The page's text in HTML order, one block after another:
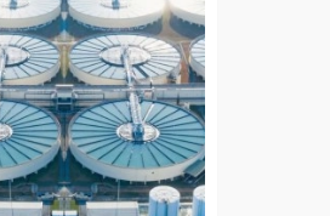
Formación 100%
subvencionada.
desempleados,
y autónomos.
Sector
-Energía y Agua.